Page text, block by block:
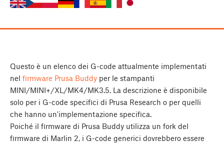
Questo è un elenco dei G-code attualmente implementati
nel firmware Prusa Buddy per le stampanti
MINI/MINI+/XL/MK4/MK3.5. La descrizione è disponibile
solo per i G-code specifici di Prusa Research o per quelli
che hanno un'implementazione specifica.
Poiché il firmware di Prusa Buddy utilizza un fork del
firmware di Marlin 2, i G-code generici dovrebbero essere